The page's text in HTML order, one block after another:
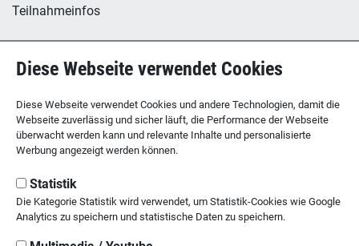
Teilnahmeinfos
B12 - Boulderzentrum
des Deutschen Alpenvereins
Kornhausstr. 21
Diese Webseite verwendet Cookies
Diese Webseite verwendet Cookies und andere Technologien, damit die
Webseite zuverlässig und sicher läuft, die Performance der Webseite
überwacht werden kann und relevante Inhalte und personalisierte
Werbung angezeigt werden können.
Statistik
Die Kategorie Statistik wird verwendet, um Statistik-Cookies wie Google
Analytics zu speichern und statistische Daten zu speichern.